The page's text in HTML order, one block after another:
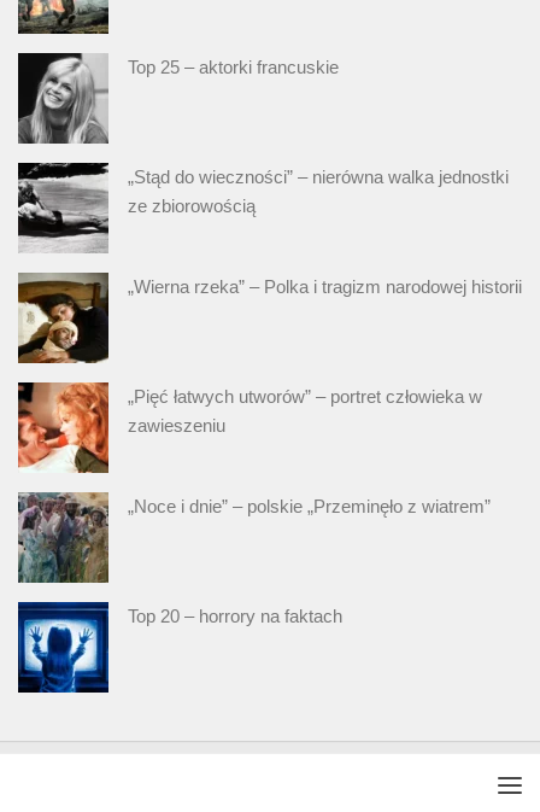
Top 25 – aktorki francuskie
„Stąd do wieczności” – nierówna walka jednostki
ze zbiorowością
„Wierna rzeka” – Polka i tragizm narodowej historii
„Pięć łatwych utworów” – portret człowieka w
zawieszeniu
„Noce i dnie” – polskie „Przeminęło z wiatrem”
Top 20 – horrory na faktach